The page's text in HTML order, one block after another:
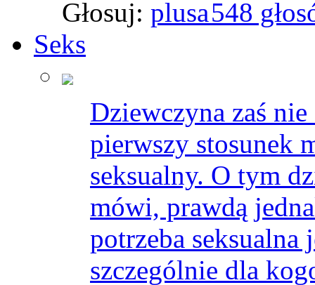
Głosuj:
548
Seks
Dziewczyna zaś nie
pierwszy stosunek
seksualny. O tym
mówi, prawdą
potrzeba seksualna
szczególnie dla